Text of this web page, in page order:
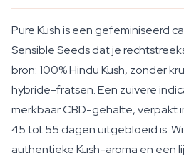
Pure Kush is een gefeminiseerd
Sensible Seeds dat je
bron: 100% Hindu Kush, zonder
hybride-fratsen. Een zuivere
merkbaar CBD-gehalte, verpakt
45 tot 55 dagen uitgebloeid is.
authentieke Kush-aroma en een